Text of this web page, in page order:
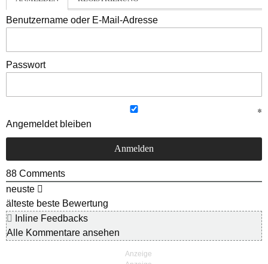
Benutzername oder E-Mail-Adresse
Passwort
Angemeldet bleiben
88 Comments
neuste
älteste beste Bewertung
Inline Feedbacks
Alle Kommentare ansehen